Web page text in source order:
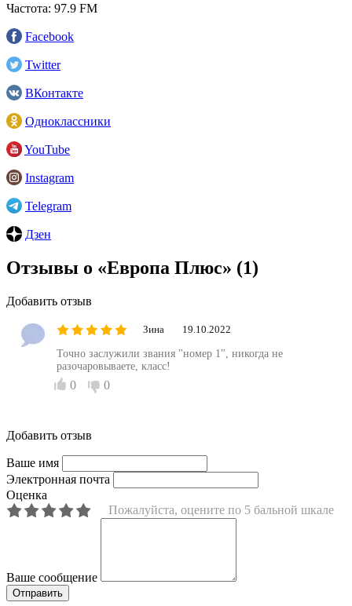
Частота: 97.9 FM
Facebook
Twitter
ВКонтакте
Одноклассники
YouTube
Instagram
Telegram
Дзен
Отзывы о «Европа Плюс» (1)
Добавить отзыв
Зина 19.10.2022
Точно заслужили звания "номер 1", никогда не
разочаровываете, класс!
0 0
Добавить отзыв
Ваше имя
Электронная почта
Оценка
Пожалуйста, оцените по 5 бальной шкале
Ваше сообщение